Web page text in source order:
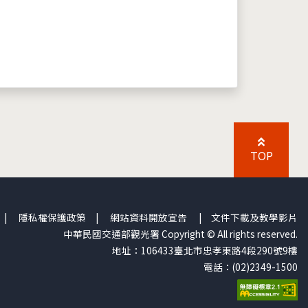
TOP
| 隱私權保護政策 | 網站資料開放宣告 | 文件下載及教學影片
中華民國交通部觀光署 Copyright © All rights reserved.
地址：106433臺北市忠孝東路4段290號9樓
電話：(02)2349-1500